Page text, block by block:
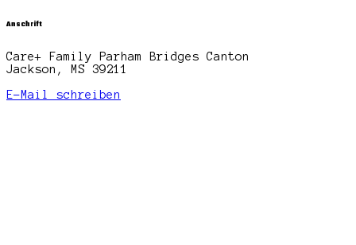
Anschrift
Care+ Family Parham Bridges Canton
Jackson, MS 39211
E-Mail schreiben